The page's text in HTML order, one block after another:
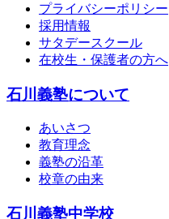
プライバシーポリシー
採用情報
サタデースクール
在校生・保護者の方へ
石川義塾について
あいさつ
教育理念
義塾の沿革
校章の由来
石川義塾中学校